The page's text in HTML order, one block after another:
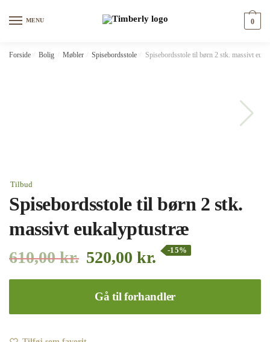
MENU 0
Forside Bolig Møbler Spisebordsstole Spisebordsstole til børn 2 stk. massivt
Tilbud
Spisebordsstole til børn 2 stk.
massivt eukalyptustræ
610,00kr. 520,00 kr. -15%
Gå til forhandler